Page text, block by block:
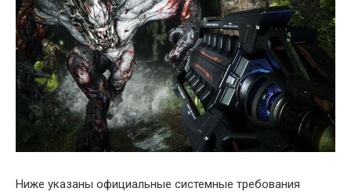
Ниже указаны официальные системные требования